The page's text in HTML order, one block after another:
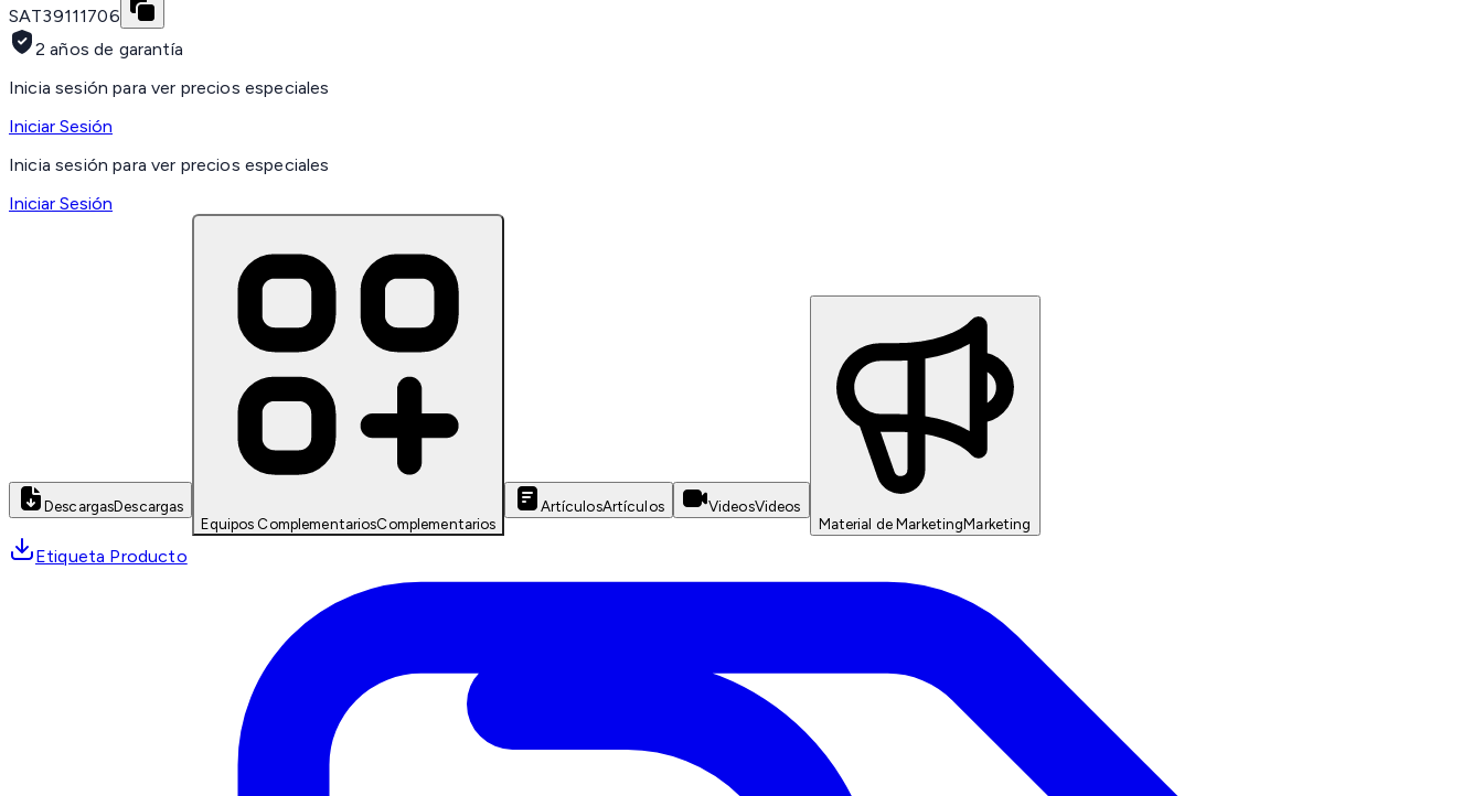
SAT39111706
2 años de garantía
Inicia sesión para ver precios especiales
Iniciar Sesión
Inicia sesión para ver precios especiales
Iniciar Sesión
DescargasDescargas
Equipos ComplementariosComplementarios
ArtículosArtículos VideosVideos
Material de MarketingMarketing
Etiqueta Producto